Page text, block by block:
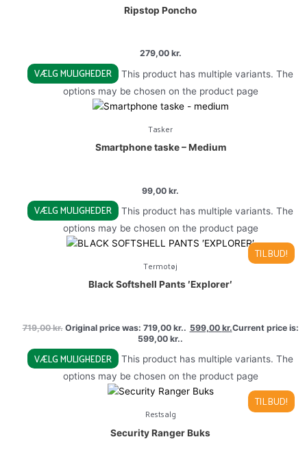
Ripstop Poncho
279,00 kr.
VÆLG MULIGHEDER
This product has multiple variants. The
options may be chosen on the product page
Tasker
Smartphone taske – Medium
99,00 kr.
VÆLG MULIGHEDER
This product has multiple variants. The
options may be chosen on the product page
TILBUD!
Termotøj
Black Softshell Pants ′Explorer′
719,00kr. Original price was: 719,00 kr.. 599,00 kr.Current price is:
599,00 kr..
VÆLG MULIGHEDER
This product has multiple variants. The
options may be chosen on the product page
TILBUD!
Restsalg
Security Ranger Buks